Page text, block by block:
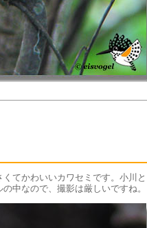
てかわいいカワセミです。小川と
中なので、撮影は厳しいですね。